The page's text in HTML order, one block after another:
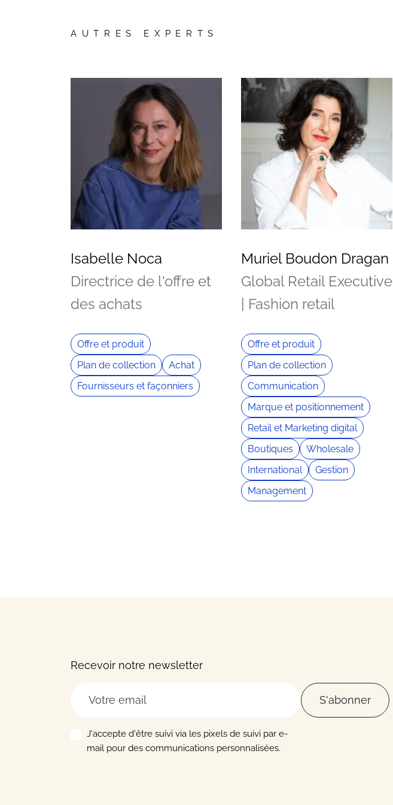
AUTRES EXPERTS
Isabelle Noca
Directrice de l'offre et
des achats
Offre et produit
Plan de collection
Achat
Fournisseurs et façonniers
Muriel Boudon Dragan
Global Retail Executive
| Fashion retail
Offre et produit
Plan de collection
Communication
Marque et positionnement
Retail et Marketing digital
Boutiques
Wholesale
International
Gestion
Management
Recevoir notre newsletter
J'accepte d'être suivi via les pixels de suivi par e-
mail pour des communications personnalisées.
S'abonner